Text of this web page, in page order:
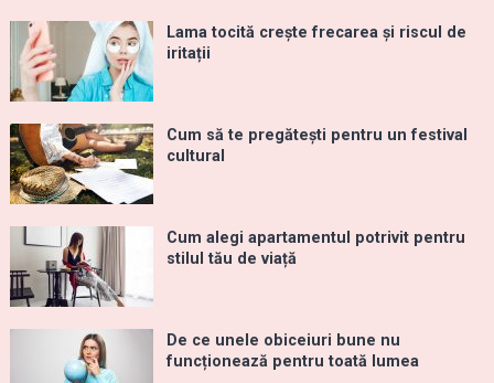
Lama tocită crește frecarea și riscul de
iritații
Cum să te pregătești pentru un festival
cultural
Cum alegi apartamentul potrivit pentru
stilul tău de viață
De ce unele obiceiuri bune nu
funcționează pentru toată lumea